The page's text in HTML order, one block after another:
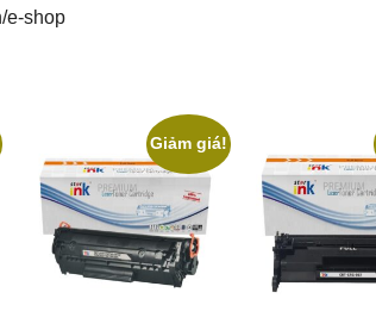
e-shop
Giảm giá!